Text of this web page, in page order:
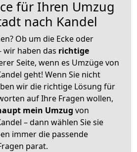
für Ihren Umzug
nach Kandel
Ob um die Ecke oder
wir haben das richtige
Seite, wenn es Umzüge von
geht! Wenn Sie nicht
wir die richtige Lösung für
auf Ihre Fragen wollen,
mein Umzug von
– dann wählen Sie sie
immer die passende
parat.